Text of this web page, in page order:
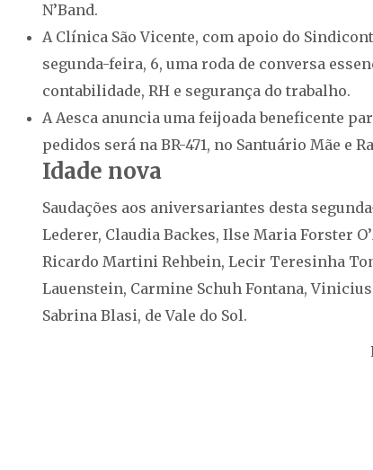
N’Band.
A Clínica São Vicente, com apoio do
segunda-feira, 6, uma roda de conversa
contabilidade, RH e segurança do trabalho.
A Aesca anuncia uma feijoada beneficente
pedidos será na BR-471, no Santuário Mãe e
Idade nova
Saudações aos aniversariantes desta
Lederer, Claudia Backes, Ilse Maria Forster
Ricardo Martini Rehbein, Lecir Teresinha
Lauenstein, Carmine Schuh Fontana,
Sabrina Blasi, de Vale do Sol.